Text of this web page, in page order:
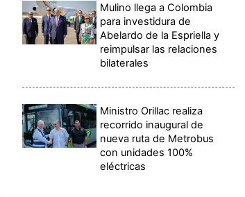
Mulino llega a Colombia
para investidura de
Abelardo de la Espriella y
reimpulsar las relaciones
bilaterales
Ministro Orillac realiza
recorrido inaugural de
nueva ruta de Metrobus
con unidades 100%
eléctricas